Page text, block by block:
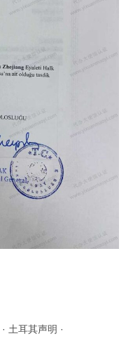
· 土耳其声明 ·